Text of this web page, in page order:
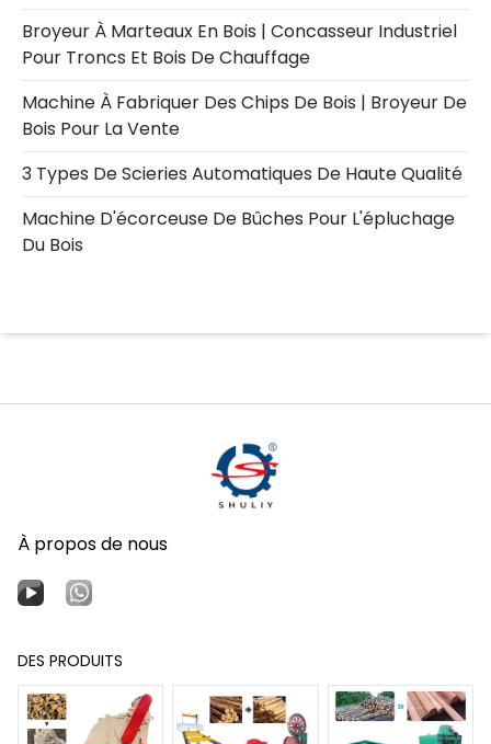
Broyeur À Marteaux En Bois | Concasseur Industriel
Pour Troncs Et Bois De Chauffage
Machine À Fabriquer Des Chips De Bois | Broyeur De
Bois Pour La Vente
3 Types De Scieries Automatiques De Haute Qualité
Machine D'écorceuse De Bûches Pour L'épluchage
Du Bois
À propos de nous
DES PRODUITS